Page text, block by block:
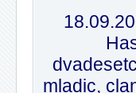
mladic,